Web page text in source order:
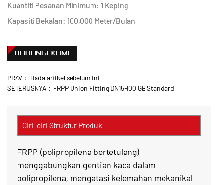
Kuantiti Pesanan Minimum: 1 Keping
Kapasiti Bekalan: 100,000 Meter/Bulan
HUBUNGI KAMI
PRAV：Tiada artikel sebelum ini
SETERUSNYA：FRPP Union Fitting DN15-100 GB Standard
Ciri-ciri Struktur Produk
FRPP (polipropilena bertetulang)
menggabungkan gentian kaca dalam
polipropilena, mengatasi kelemahan mekanikal